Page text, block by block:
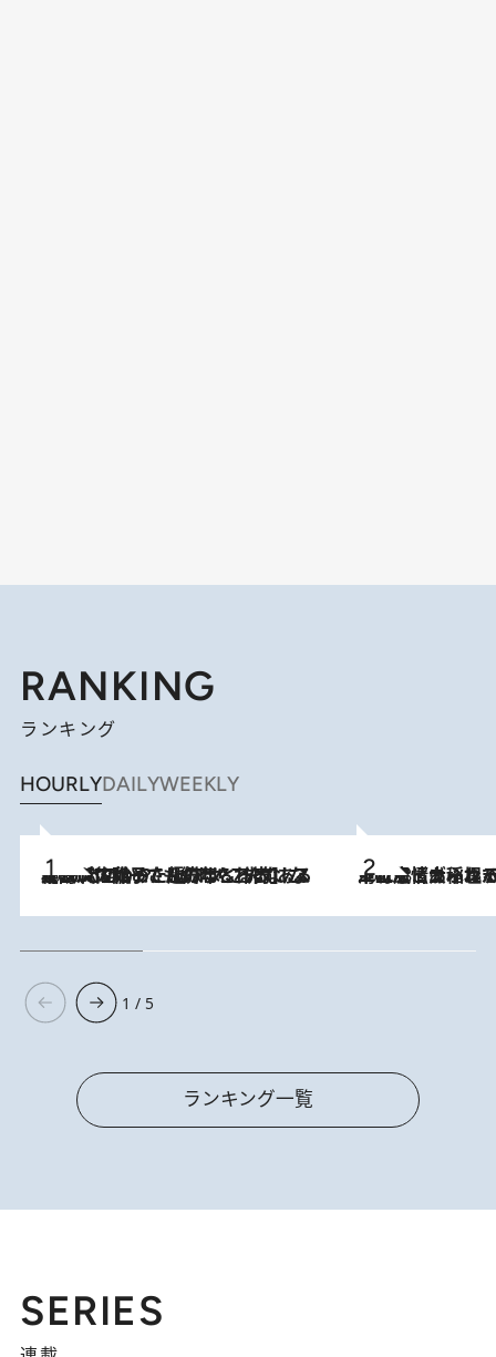
RANKING
ランキング
HOURLYDAILYWEEKLY
2026.8.5
【阿川佐和子さんの年とる力】なぜ70代で始めた趣味は“こんなに楽しい”のか？ ピアノ、俳句…スランプに陥っても続けられる“ある秘訣”とは 2026.8.5
下町風情あふれる台北屈指の人気エリア・大稲埕でセンスのいい台湾土産《ヴ
1 / 5
ランキング一覧
SERIES